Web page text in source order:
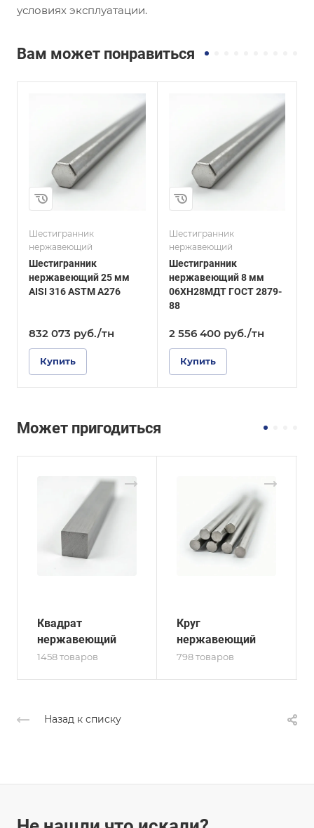
условиях эксплуатации.
Вам может понравиться
Шестигранник
нержавеющий
Шестигранник
нержавеющий 25 мм
AISI 316 ASTM A276
832 073 руб./тн
Купить
Сплав / Марка стали
06ХН28МДТ
ГОСТ, ТУ
ГОСТ 2879-88
Технология
изготовления
8
Шестигранник
нержавеющий
Шестигранник
нержавеющий 8 мм
06ХН28МДТ ГОСТ 2879-
88
2 556 400 руб./тн
Купить
Сплав / Марка стали
ГОСТ, ТУ
ГОСТ 2879-88
Технология
изготовления
70
Может пригодиться
Квадрат
нержавеющий
1458 товаров
Круг
нержавеющий
798 товаров
Назад к списку